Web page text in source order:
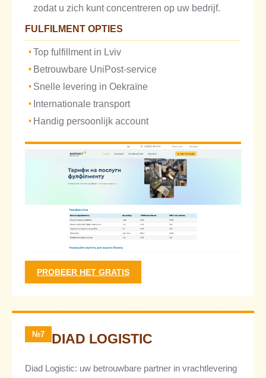
zodat u zich kunt concentreren op uw bedrijf.
FULFILMENT OPTIES
Top fulfillment in Lviv
Betrouwbare UniPost-service
Snelle levering in Oekraïne
Internationale transport
Handig persoonlijk account
PROBEER HET GRATIS
№7 DIAD LOGISTIC
Diad Logistic: uw betrouwbare partner in vrachtlevering